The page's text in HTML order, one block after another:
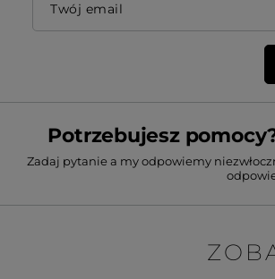
Twój email
Potrzebujesz
Zadaj pytanie a my odpowiemy